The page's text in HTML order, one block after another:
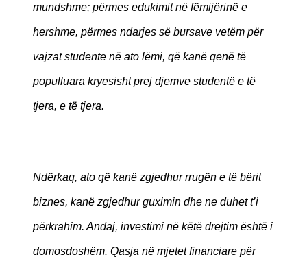
mundshme; përmes edukimit në fëmijërinë e
hershme, përmes ndarjes së bursave vetëm për
vajzat studente në ato lëmi, që kanë qenë të
populluara kryesisht prej djemve studentë e të
tjera, e të tjera.
Ndërkaq, ato që kanë zgjedhur rrugën e të bërit
biznes, kanë zgjedhur guximin dhe ne duhet t’i
përkrahim. Andaj, investimi në këtë drejtim është i
domosdoshëm. Qasja në mjetet financiare për